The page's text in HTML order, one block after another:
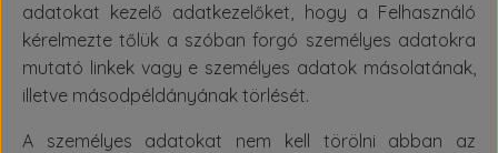
adatokat kezelő adatkezelőket, hogy a Felhasználó
kérelmezte tőlük a szóban forgó személyes adatokra
mutató linkek vagy e személyes adatok másolatának,
illetve másodpéldányának törlését.
A személyes adatokat nem kell törölni abban az